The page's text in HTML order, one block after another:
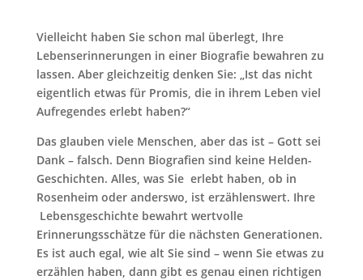
Vielleicht haben Sie schon mal überlegt, Ihre
Lebenserinnerungen in einer Biografie bewahren zu
lassen. Aber gleichzeitig denken Sie: „Ist das nicht
eigentlich etwas für Promis, die in ihrem Leben viel
Aufregendes erlebt haben?“
Das glauben viele Menschen, aber das ist – Gott sei
Dank – falsch. Denn Biografien sind keine Helden-
Geschichten. Alles, was Sie erlebt haben, ob in
Rosenheim oder anderswo, ist erzählenswert. Ihre
Lebensgeschichte bewahrt wertvolle
Erinnerungsschätze für die nächsten Generationen.
Es ist auch egal, wie alt Sie sind – wenn Sie etwas zu
erzählen haben, dann gibt es genau einen richtigen